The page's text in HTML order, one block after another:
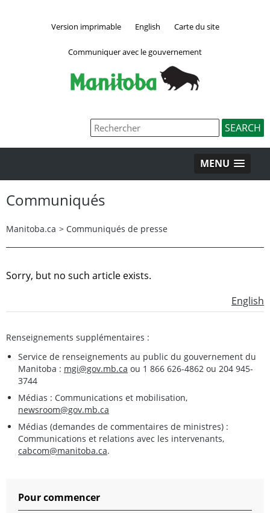
Version imprimable English Carte du site
Communiquer avec le gouvernement
MENU
Communiqués
Manitoba.ca > Communiqués de presse
Sorry, but no such article exists.
English
Renseignements supplémentaires :
Service de renseignements au public du gouvernement du
Manitoba : mgi@gov.mb.ca ou 1 866 626-4862 ou 204 945-
3744
Médias : Communications et mobilisation,
newsroom@gov.mb.ca
Médias (demandes de commentaires de ministres) :
Communications et relations avec les intervenants,
cabcom@manitoba.ca.
Pour commencer